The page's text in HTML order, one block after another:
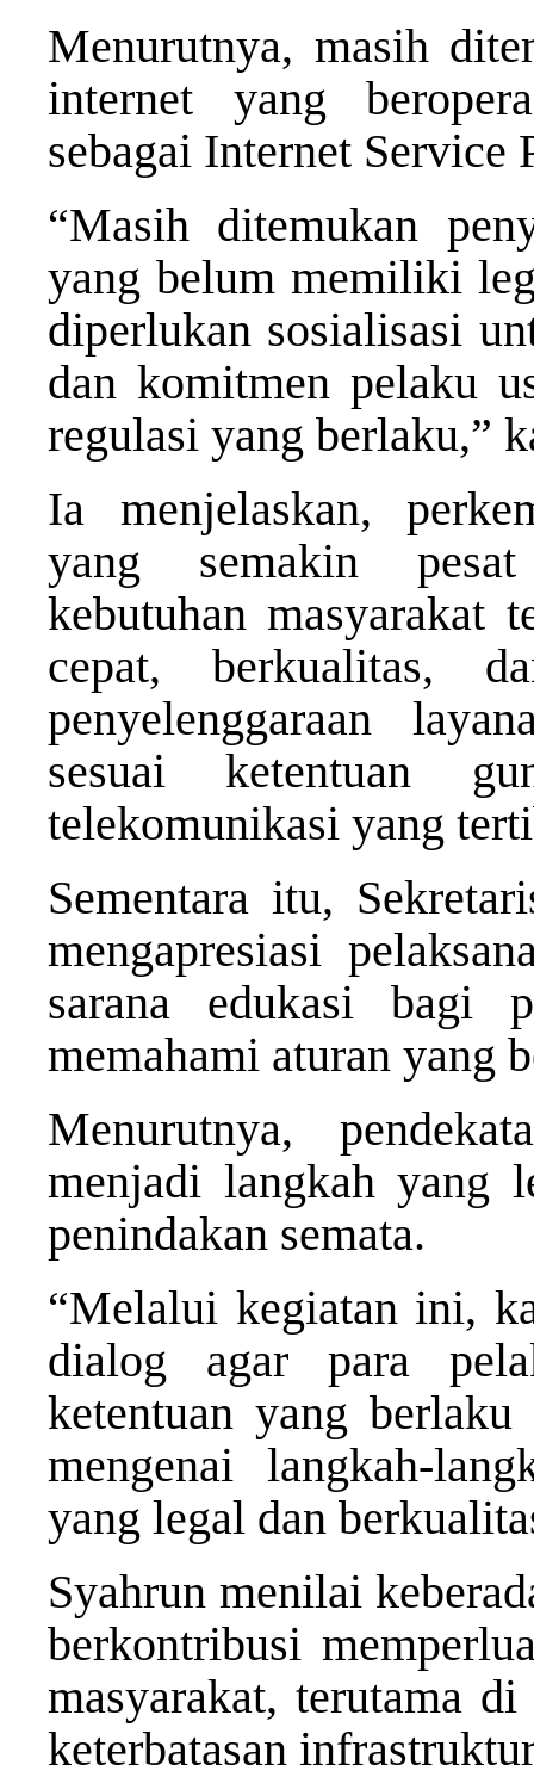
Menurutnya, masih
internet yang
sebagai Internet Service
“Masih ditemukan
yang belum memiliki
diperlukan sosialisasi
dan komitmen pelaku
regulasi yang berlaku,”
Ia menjelaskan,
yang semakin pesat
kebutuhan masyarakat
cepat, berkualitas,
penyelenggaraan
sesuai ketentuan
telekomunikasi yang
Sementara itu,
mengapresiasi
sarana edukasi bagi
memahami aturan yang
Menurutnya,
menjadi langkah yang
penindakan semata.
“Melalui kegiatan ini,
dialog agar para
ketentuan yang berlaku
mengenai langkah-
yang legal dan
Syahrun menilai
berkontribusi
masyarakat, terutama
keterbatasan